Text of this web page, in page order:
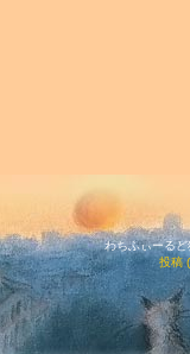
わちふぃーる
投稿